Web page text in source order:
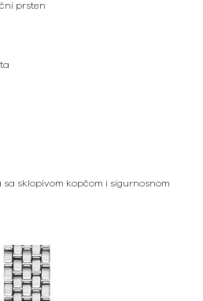
prsten
sklopivom kopčom i sigurnosnom